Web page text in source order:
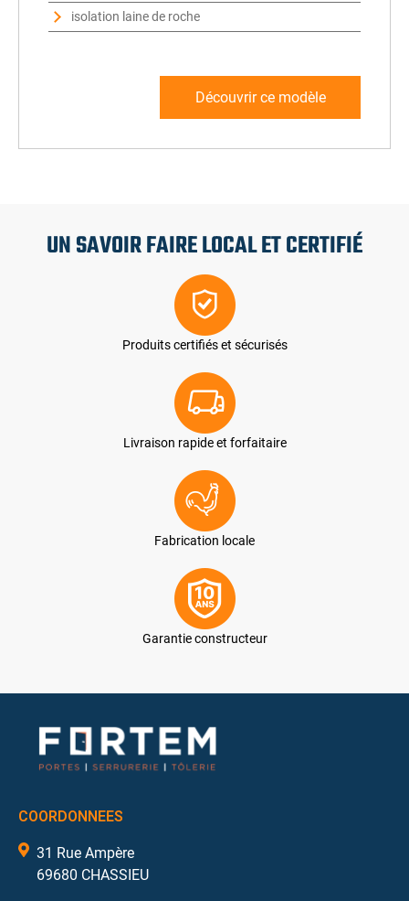
isolation laine de roche
Découvrir ce modèle
UN SAVOIR FAIRE LOCAL ET CERTIFIÉ
Produits certifiés et sécurisés
Livraison rapide et forfaitaire
Fabrication locale
Garantie constructeur
COORDONNEES
31 Rue Ampère
69680 CHASSIEU